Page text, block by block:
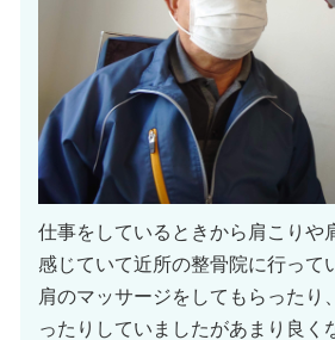
仕事をしているときから肩こりや
感じていて近所の整骨院に行って
肩のマッサージをしてもらったり
ったりしていましたがあまり良く